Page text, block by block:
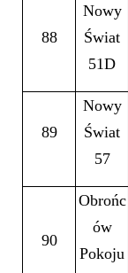
88
Nowy
Świat
51D
89
Nowy
Świat
57
90
Obrońc
ów
Pokoju